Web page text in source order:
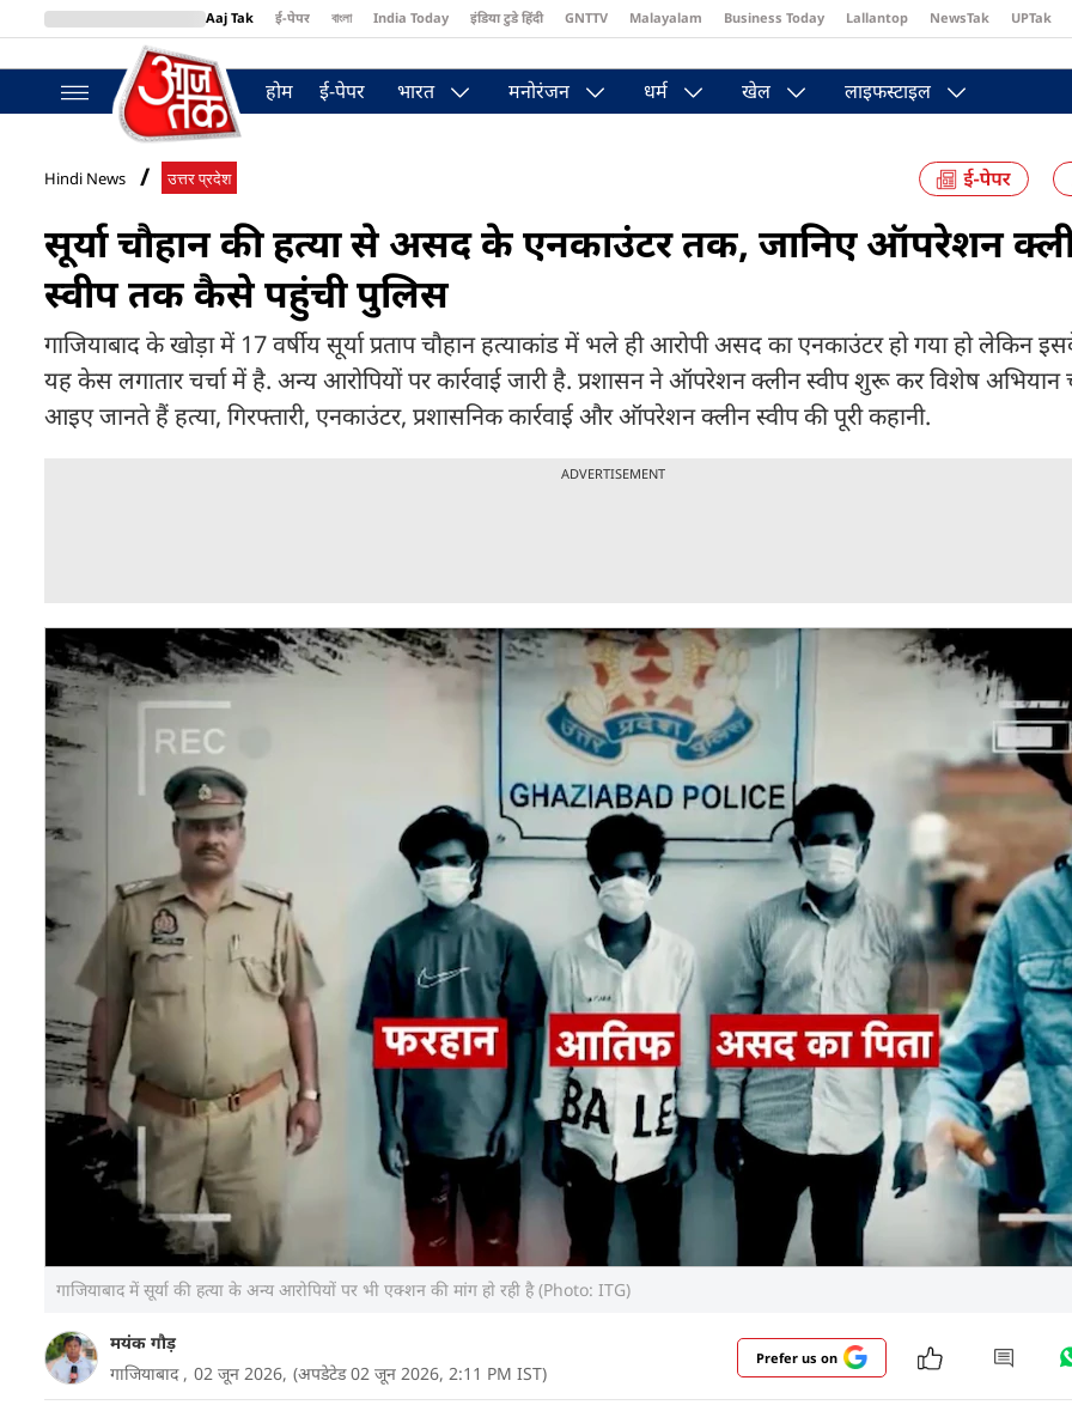
Aaj Tak ई-पेपर বাংলা India Today इंडिया टुडे हिंदी GNTTV Malayalam Business Today Lallantop NewsTak UPTak
BT Bazaar
होम ई-पेपर भारत मनोरंजन धर्म खेल लाइफस्टाइल
Hindi News उत्तर प्रदेश
सूर्या चौहान की हत्या से असद के एनकाउंटर तक, जानिए ऑपरेशन
स्वीप तक कैसे पहुंची पुलिस
गाजियाबाद के खोड़ा में 17 वर्षीय सूर्या प्रताप चौहान हत्याकांड में भले ही आरोपी असद का एनकाउंटर हो गया हो लेकिन
यह केस लगातार चर्चा में है. अन्य आरोपियों पर कार्रवाई जारी है. प्रशासन ने ऑपरेशन क्लीन स्वीप शुरू कर विशेष अभियान
आइए जानते हैं हत्या, गिरफ्तारी, एनकाउंटर, प्रशासनिक कार्रवाई और ऑपरेशन क्लीन स्वीप की पूरी कहानी.
ADVERTISEMENT
गाजियाबाद में सूर्या की हत्या के अन्य आरोपियों पर भी एक्शन की मांग हाे रही है (Photo: ITG)
मयंक गौड़
गाजियाबाद , 02 जून 2026, (अपडेटेड 02 जून 2026, 2:11 PM IST)
Prefer us on